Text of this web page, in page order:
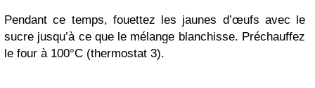
Pendant ce temps, fouettez les jaunes d’œufs avec le
sucre jusqu’à ce que le mélange blanchisse. Préchauffez
le four à 100°C (thermostat 3).